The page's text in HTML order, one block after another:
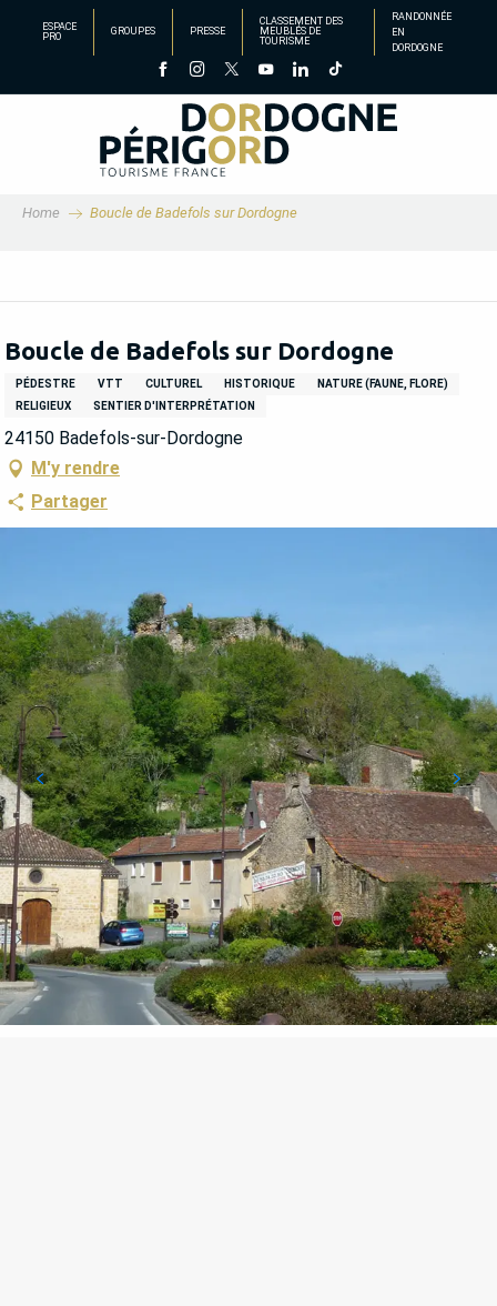
principal
ESPACE
PRO
GROUPES PRESSE
CLASSEMENT DES
MEUBLÉS DE
TOURISME
RANDONNÉE
EN
DORDOGNE
Home Boucle de Badefols sur Dordogne
Boucle de Badefols sur Dordogne
PÉDESTRE VTT CULTUREL HISTORIQUE
NATURE (FAUNE, FLORE)
RELIGIEUX
SENTIER D'INTERPRÉTATION
24150 Badefols-sur-Dordogne
M'y rendre
Partager